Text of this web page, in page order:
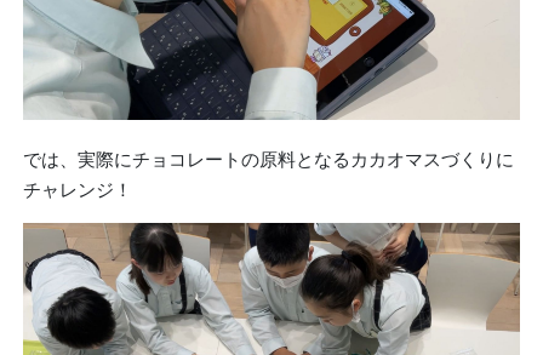
では、実際にチョコレートの原料となるカカオマスづくりに
チャレンジ！